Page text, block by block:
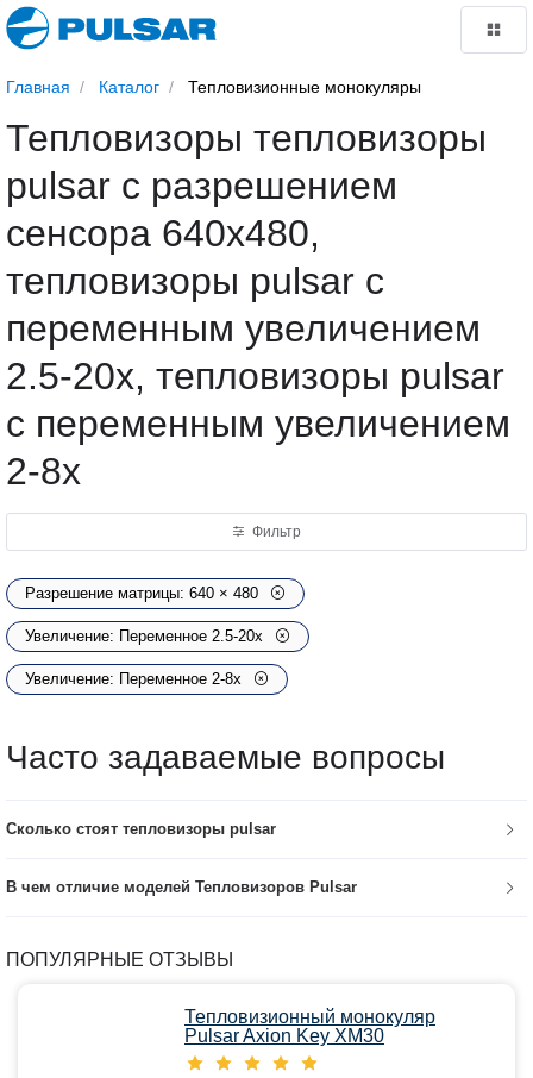
Главная Каталог Тепловизионные монокуляры
Тепловизоры тепловизоры
pulsar с разрешением
сенсора 640x480,
тепловизоры pulsar с
переменным увеличением
2.5-20х, тепловизоры pulsar
с переменным увеличением
2-8х
Фильтр
Разрешение матрицы: 640 × 480
Увеличение: Переменное 2.5-20х
Увеличение: Переменное 2-8х
Часто задаваемые вопросы
Сколько стоят тепловизоры pulsar
В чем отличие моделей Тепловизоров Pulsar
ПОПУЛЯРНЫЕ ОТЗЫВЫ
Тепловизионный монокуляр
Pulsar Axion Key XM30